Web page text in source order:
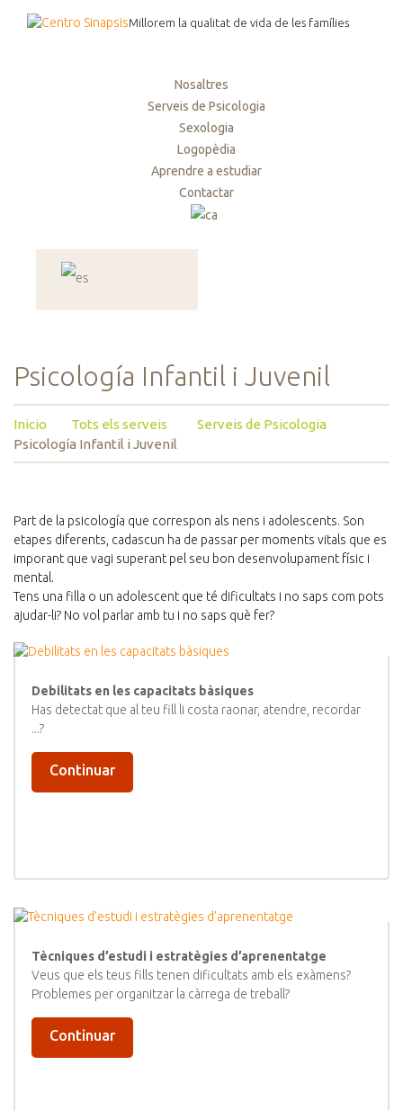
Millorem la qualitat de vida de les famílies
Nosaltres
Serveis de Psicologia
Sexologia
Logopèdia
Aprendre a estudiar
Contactar
Psicología Infantil i Juvenil
Inicio Tots els serveis
Serveis de Psicologia
Psicología Infantil i Juvenil
Part de la psicología que correspon als nens i adolescents. Son
etapes diferents, cadascun ha de passar per moments vitals que es
imporant que vagi superant pel seu bon desenvolupament físic i
mental.
Tens una filla o un adolescent que té dificultats i no saps com pots
ajudar-li? No vol parlar amb tu i no saps què fer?
Debilitats en les capacitats bàsiques
Has detectat que al teu fill li costa raonar, atendre, recordar
...?
Continuar
Tècniques d’estudi i estratègies d’aprenentatge
Veus que els teus fills tenen dificultats amb els exàmens?
Problemes per organitzar la càrrega de treball?
Continuar